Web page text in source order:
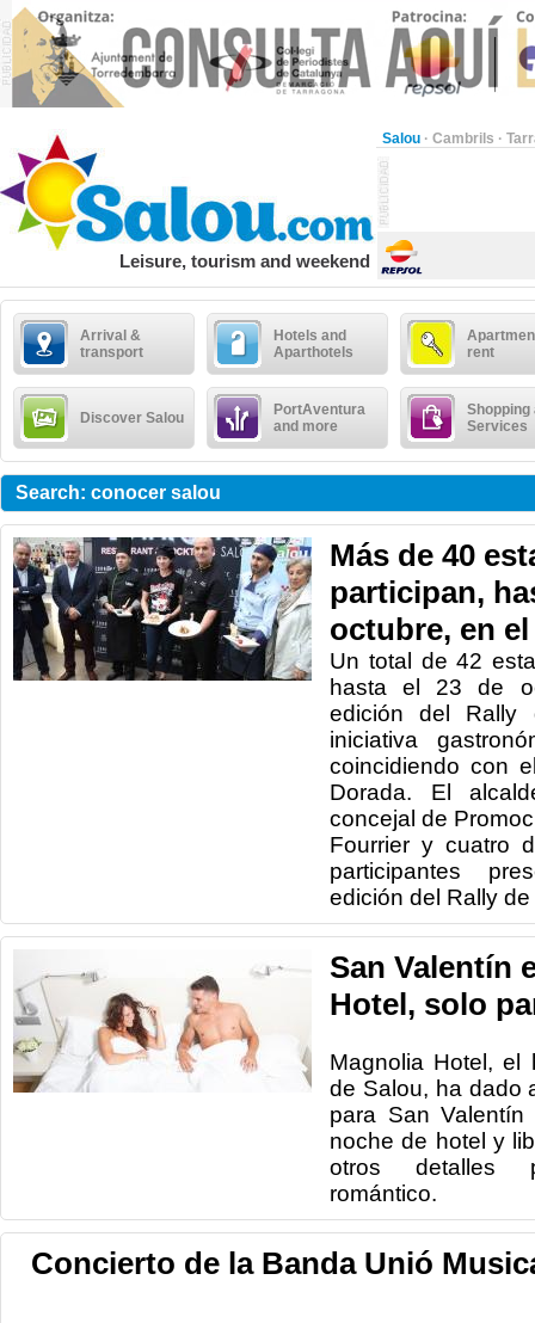
Salou · Cambrils ·
Leisure, tourism and weekend
Arrival &
transport
Hotels and
Aparthotels
rent
Discover Salou
PortAventura
and more
Shopping
Services
Search: conocer salou
Más de 40
participan,
octubre, en
Un total de 42
hasta el 23 de
edición del Rally
iniciativa
coincidiendo con
Dorada. El
concejal de
Fourrier y cuatro
participantes
edición del Rally de
San Valentín
Hotel, solo
Magnolia Hotel, el
de Salou, ha dado
para San
noche de hotel y
otros detalles
romántico.
Concierto de la Banda Unió